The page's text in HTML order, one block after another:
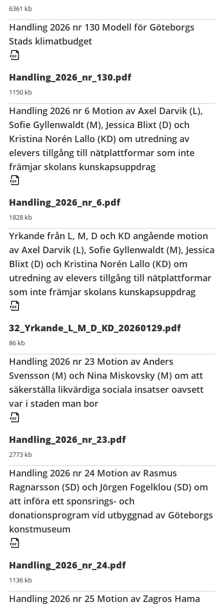
6361 kb
Handling 2026 nr 130 Modell för Göteborgs
Stads klimatbudget
Handling_2026_nr_130.pdf
1150 kb
Handling 2026 nr 6 Motion av Axel Darvik (L),
Sofie Gyllenwaldt (M), Jessica Blixt (D) och
Kristina Norén Lallo (KD) om utredning av
elevers tillgång till nätplattformar som inte
främjar skolans kunskapsuppdrag
Handling_2026_nr_6.pdf
1828 kb
Yrkande från L, M, D och KD angående motion
av Axel Darvik (L), Sofie Gyllenwaldt (M), Jessica
Blixt (D) och Kristina Norén Lallo (KD) om
utredning av elevers tillgång till nätplattformar
som inte främjar skolans kunskapsuppdrag
32_Yrkande_L_M_D_KD_20260129.pdf
86 kb
Handling 2026 nr 23 Motion av Anders
Svensson (M) och Nina Miskovsky (M) om att
säkerställa likvärdiga sociala insatser oavsett
var i staden man bor
Handling_2026_nr_23.pdf
2773 kb
Handling 2026 nr 24 Motion av Rasmus
Ragnarsson (SD) och Jörgen Fogelklou (SD) om
att införa ett sponsrings- och
donationsprogram vid utbyggnad av Göteborgs
konstmuseum
Handling_2026_nr_24.pdf
1136 kb
Handling 2026 nr 25 Motion av Zagros Hama